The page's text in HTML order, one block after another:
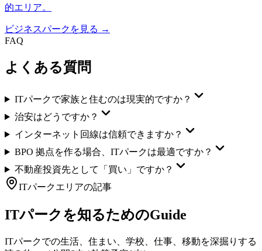
的エリア。
ビジネスパーク を見る →
FAQ
よくある質問
ITパークで家族と住むのは現実的ですか？
治安はどうですか？
インターネット回線は信頼できますか？
BPO 拠点を作る場合、ITパークは最適ですか？
不動産投資先として「買い」ですか？
ITパークエリアの記事
ITパーク を知るためのGuide
ITパークでの生活、住まい、学校、仕事、移動を深掘りする